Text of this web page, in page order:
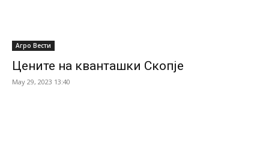
Агро Вести
Цените на кванташки Скопје
May 29, 2023 13:40